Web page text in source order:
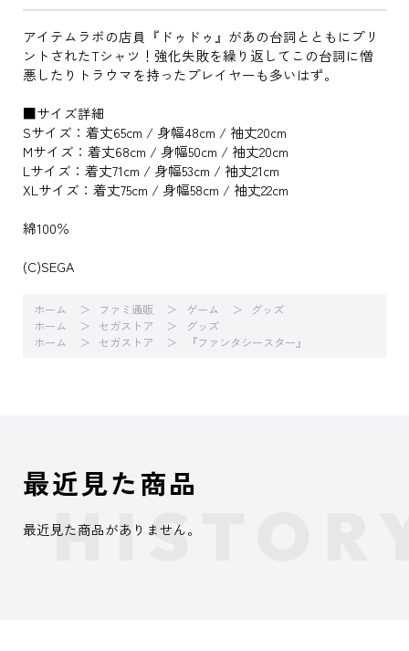
アイテムラボの店員『ドゥドゥ』があの台詞とともにプリ
ントされたTシャツ！強化失敗を繰り返してこの台詞に憎
悪したりトラウマを持ったプレイヤーも多いはず。
■サイズ詳細
Sサイズ：着丈65cm / 身幅48cm / 袖丈20cm
Mサイズ：着丈68cm / 身幅50cm / 袖丈20cm
Lサイズ：着丈71cm / 身幅53cm / 袖丈21cm
XLサイズ：着丈75cm / 身幅58cm / 袖丈22cm
綿100％
(C)SEGA
ホーム ファミ通販 ゲーム
グッズ
ホーム
セガストア
グッズ
ホーム
セガストア 『ファンタシースター』
最近見た商品
最近見た商品がありません。